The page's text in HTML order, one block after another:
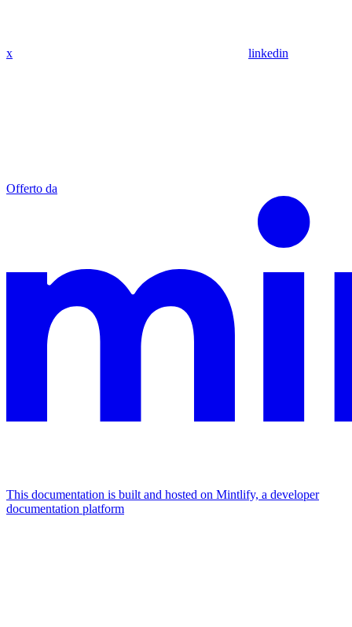
x linkedin
Offerto da
This documentation is built and hosted on Mintlify, a developer
documentation platform